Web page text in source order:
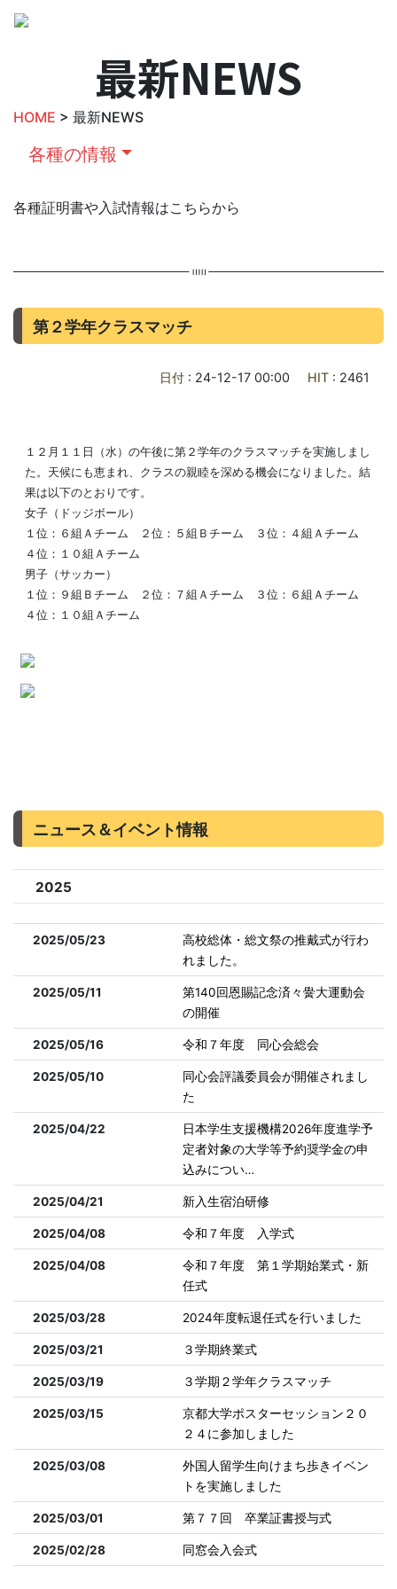
最新NEWS
HOME > 最新NEWS
各種の情報
各種証明書や入試情報はこちらから
第２学年クラスマッチ
日付 : 24-12-17 00:00 HIT : 2461
１２月１１日（水）の午後に第２学年のクラスマッチを実施しまし
た。天候にも恵まれ、クラスの親睦を深める機会になりました。結
果は以下のとおりです。
女子（ドッジボール）
１位：６組Ａチーム ２位：５組Ｂチーム ３位：４組Ａチーム
４位：１０組Ａチーム
男子（サッカー）
１位：９組Ｂチーム ２位：７組Ａチーム ３位：６組Ａチーム
４位：１０組Ａチーム
ニュース＆イベント情報
2025
2025/05/23
高校総体・総文祭の推戴式が行わ
れました。
2025/05/11
第140回恩賜記念済々黌大運動会
の開催
2025/05/16 令和７年度 同心会総会
2025/05/10
同心会評議委員会が開催されまし
た
2025/04/22
日本学生支援機構2026年度進学予
定者対象の大学等予約奨学金の申
込みについ…
2025/04/21 新入生宿泊研修
2025/04/08 令和７年度 入学式
2025/04/08
令和７年度 第１学期始業式・新
任式
2025/03/28 2024年度転退任式を行いました
2025/03/21 ３学期終業式
2025/03/19 ３学期２学年クラスマッチ
2025/03/15
京都大学ポスターセッション２０
２４に参加しました
2025/03/08
外国人留学生向けまち歩きイベン
トを実施しました
2025/03/01 第７７回 卒業証書授与式
2025/02/28 同窓会入会式